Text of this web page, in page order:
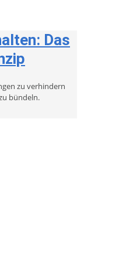
Das
zu verhindern
bündeln.